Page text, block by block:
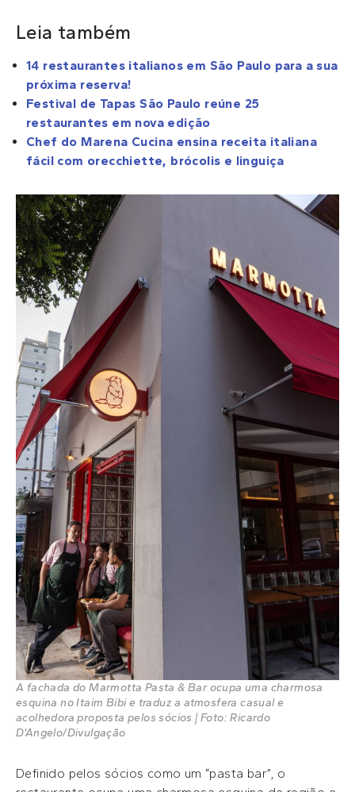
Leia também
14 restaurantes italianos em São Paulo para a sua
próxima reserva!
Festival de Tapas São Paulo reúne 25
restaurantes em nova edição
Chef do Marena Cucina ensina receita italiana
fácil com orecchiette, brócolis e linguiça
A fachada do Marmotta Pasta & Bar ocupa uma charmosa
esquina no Itaim Bibi e traduz a atmosfera casual e
acolhedora proposta pelos sócios | Foto: Ricardo
D’Angelo/Divulgação
Definido pelos sócios como um “pasta bar”, o